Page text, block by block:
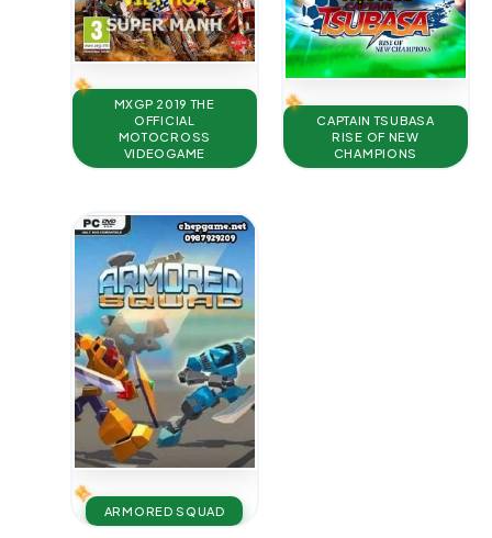
MXGP 2019 THE
OFFICIAL
MOTOCROSS
VIDEOGAME
CAPTAIN TSUBASA
RISE OF NEW
CHAMPIONS
ARMORED SQUAD